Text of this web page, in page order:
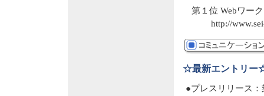
第１位 Webワー
http://
☆最新エントリー
●プレスリリース